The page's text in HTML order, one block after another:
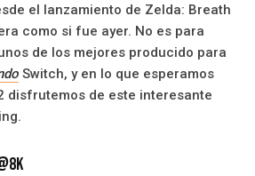
el lanzamiento de Zelda: Breath
como si fue ayer. No es para
de los mejores producido para
Switch, y en lo que esperamos
disfrutemos de este interesante